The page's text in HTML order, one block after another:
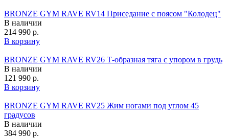
BRONZE GYM RAVE RV14 Приседание с поясом "Колодец"
В наличии
214 990 р.
В корзину
BRONZE GYM RAVE RV26 Т-образная тяга с упором в грудь
В наличии
121 990 р.
В корзину
BRONZE GYM RAVE RV25 Жим ногами под углом 45
градусов
В наличии
384 990 р.